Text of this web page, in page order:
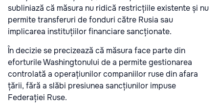
subliniază că măsura nu ridică restricțiile existente și nu
permite transferuri de fonduri către Rusia sau
implicarea instituțiilor financiare sancționate.
În decizie se precizează că măsura face parte din
eforturile Washingtonului de a permite gestionarea
controlată a operațiunilor companiilor ruse din afara
țării, fără a slăbi presiunea sancțiunilor impuse
Federației Ruse.